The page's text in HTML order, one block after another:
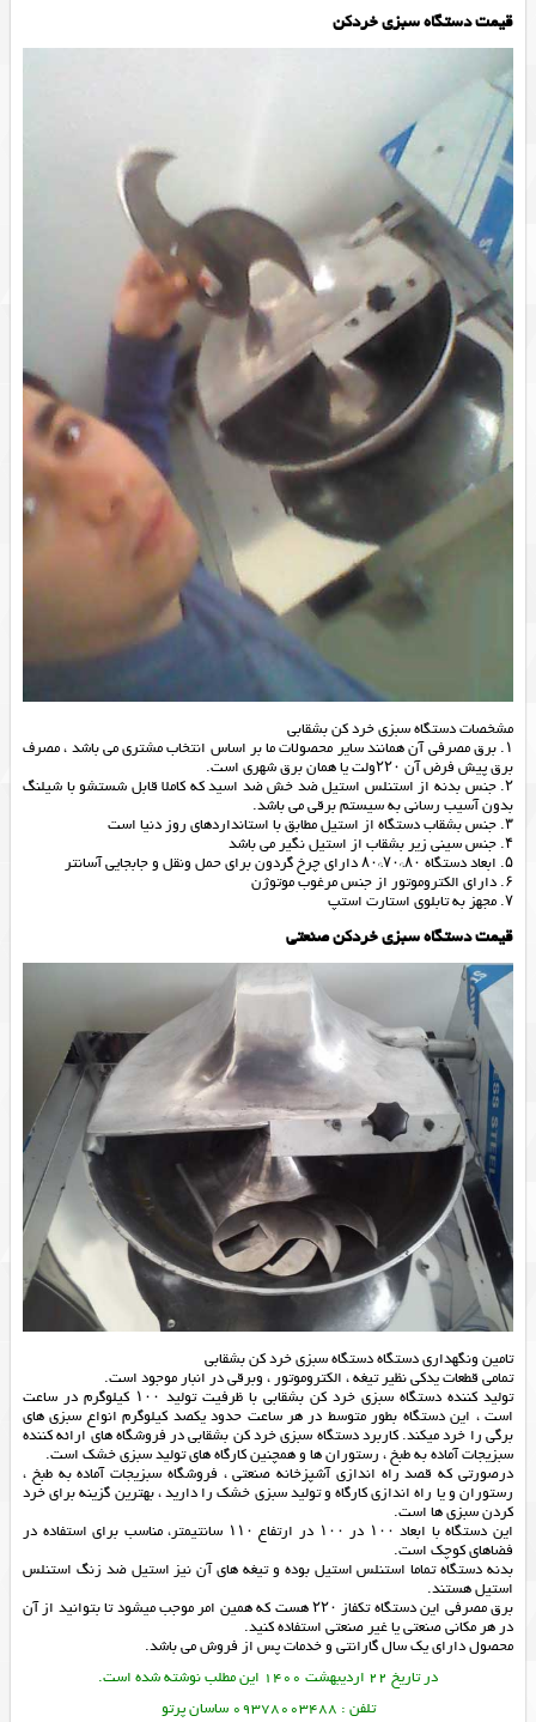
قیمت دستگاه سبزی خردکن
مشخصات دستگاه سبزی خرد کن بشقابی
۱. برق مصرفی آن همانند سایر محصولات ما بر اساس انتخاب مشتری می باشد ، مصرف
برق پیش فرض آن ۲۲۰ولت یا همان برق شهری است.
۲. جنس بدنه از استنلس استیل ضد خش ضد اسید که کاملا قابل شستشو با شیلنگ
بدون آسیب رسانی به سیستم برقی می باشد.
۳. جنس بشقاب دستگاه از استیل مطابق با استانداردهای روز دنیا است
۴. جنس سینی زیر بشقاب از استیل نگیر می باشد
۵. ابعاد دستگاه ۸۰*۷۰*۸۰ دارای چرخ گردون برای حمل ونقل و جابجایی آسانتر
۶. دارای الکتروموتور از جنس مرغوب موتوژن
۷. مجهز به تابلوی استارت استپ
قیمت دستگاه سبزی خردکن صنعتی
تامین ونگهداری دستگاه دستگاه سبزی خرد کن بشقابی
تمامی قطعات یدکی نظیر تیغه ، الکتروموتور ، وبرقی در انبار موجود است.
تولید کننده دستگاه سبزی خرد کن بشقابی با ظرفیت تولید ۱۰۰ کیلوگرم در ساعت
است ، این دستگاه بطور متوسط در هر ساعت حدود یکصد کیلوگرم انواع سبزی های
برگی را خرد میکند. کاربرد دستگاه سبزی خرد کن بشقابی در فروشگاه های ارائه کننده
سبزیجات آماده به طبخ ، رستوران ها و همچنین کارگاه های تولید سبزی خشک است.
درصورتی که قصد راه اندازی آشپزخانه صنعتی ، فروشگاه سبزیجات آماده به طبخ ،
رستوران و یا راه اندازی کارگاه و تولید سبزی خشک را دارید ، بهترین گزینه برای خرد
کردن سبزی ها است.
این دستگاه با ابعاد ۱۰۰ در ۱۰۰ در ارتفاع ۱۱۰ سانتیمتر، مناسب برای استفاده در
فضاهای کوچک است.
بدنه دستگاه تماما استنلس استیل بوده و تیغه های آن نیز استیل ضد زنگ استنلس
استیل هستند.
برق مصرفی این دستگاه تکفاز ۲۲۰ هست که همین امر موجب میشود تا بتوانید از آن
در هر مکانی صنعتی یا غیر صنعتی استفاده کنید.
محصول دارای یک سال گارانتی و خدمات پس از فروش می باشد.
در تاریخ 22 اردیبهشت 1400 این مطلب نوشته شده است.
تلفن : 09378003488 ساسان پرتو